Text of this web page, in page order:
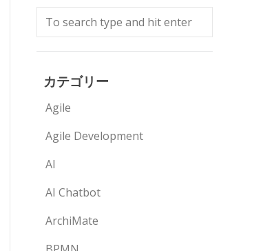
カテゴリー
Agile
Agile Development
AI
AI Chatbot
ArchiMate